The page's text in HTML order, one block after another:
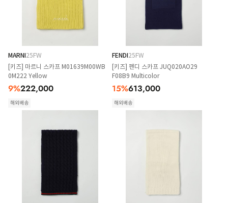
MARNI25FW
[키즈] 마르니 스카프 M01639M00WB
0M222 Yellow
9%222,000
해외배송
FENDI25FW
[키즈] 펜디 스카프 JUQ020AO29
F08B9 Multicolor
15%613,000
해외배송